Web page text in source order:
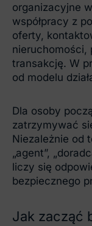
organizacyjne
współpracy z
oferty,
nieruchomości,
transakcję. W
od modelu
Dla osoby
zatrzymywać
Niezależnie od
„agent”,
liczy się
bezpiecznego
Jak zacząć